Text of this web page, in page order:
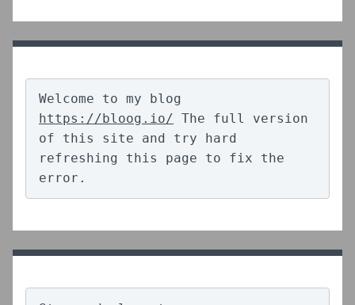
https://bloog.io/ The full version
of this site and try hard
refreshing this page to fix the
error.